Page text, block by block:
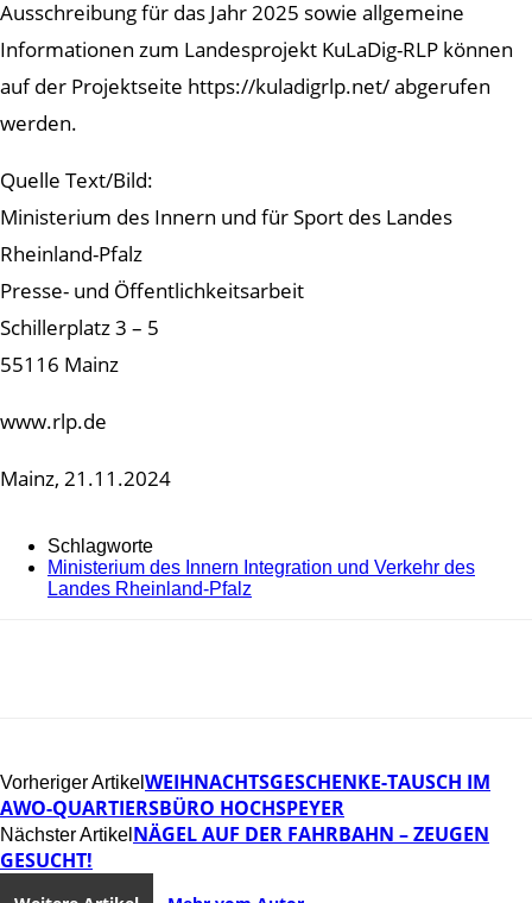
Ausschreibung für das Jahr 2025 sowie allgemeine
Informationen zum Landesprojekt KuLaDig-RLP können
auf der Projektseite https://kuladigrlp.net/ abgerufen
werden.
Quelle Text/Bild:
Ministerium des Innern und für Sport des Landes
Rheinland-Pfalz
Presse- und Öffentlichkeitsarbeit
Schillerplatz 3 – 5
55116 Mainz
www.rlp.de
Mainz, 21.11.2024
Schlagworte
Ministerium des Innern Integration und Verkehr des
Landes Rheinland-Pfalz
Vorheriger Artikel WEIHNACHTSGESCHENKE-TAUSCH IM
AWO-QUARTIERSBÜRO HOCHSPEYER
Nächster Artikel NÄGEL AUF DER FAHRBAHN – ZEUGEN
GESUCHT!